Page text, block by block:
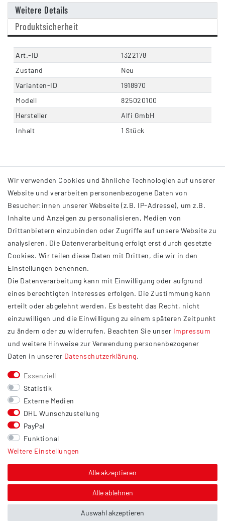
Weitere Details
Produktsicherheit
Art.-ID
1322178
Zustand
Neu
Varianten-ID
1918970
Modell
825020100
Hersteller
Alfi GmbH
Inhalt
1 Stück
INFORMATIONEN
AGB
Impressum
Datenschutzerklärung
Widerrufsrecht
Barrierefreiheit
Service
Kontakt
Versand
Zahlung
Vertrag widerrufen
Sonstiges
Hinweis zur Entsorgung von Altbatterien & Altöl
Über uns
Wir verwenden Cookies und ähnliche Technologien auf unserer
Website und verarbeiten personenbezogene Daten von
Besucher:innen unserer Webseite (z.B. IP-Adresse), um z.B.
Inhalte und Anzeigen zu personalisieren, Medien von
Drittanbietern einzubinden oder Zugriffe auf unsere Website zu
analysieren. Die Datenverarbeitung erfolgt erst durch gesetzte
Cookies. Wir teilen diese Daten mit Dritten, die wir in den
Einstellungen benennen.
Die Datenverarbeitung kann mit Einwilligung oder aufgrund
eines berechtigten Interesses erfolgen. Die Zustimmung kann
erteilt oder abgelehnt werden. Es besteht das Recht, nicht
einzuwilligen und die Einwilligung zu einem späteren Zeitpunkt
zu ändern oder zu widerrufen. Beachten Sie unser Impressum
und weitere Hinweise zur Verwendung personenbezogener
Daten in unserer Daten­schutz­erklärung.
Essenziell
Statistik
Externe Medien
DHL Wunschzustellung
PayPal
Funktional
Weitere Einstellungen
Alle akzeptieren
Alle ablehnen
Auswahl akzeptieren